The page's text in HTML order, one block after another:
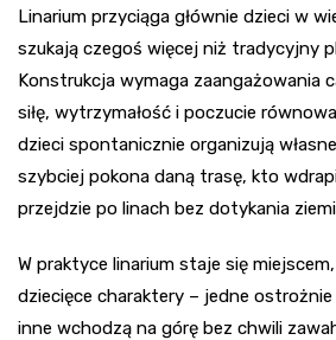
Linarium przyciąga głównie dzieci w
szukają czegoś więcej niż tradycyjny
Konstrukcja wymaga zaangażowania
siłę, wytrzymałość i poczucie
dzieci spontanicznie organizują
szybciej pokona daną trasę, kto
przejdzie po linach bez dotykania
W praktyce linarium staje się
dziecięce charaktery – jedne ostrożnie
inne wchodzą na górę bez chwili